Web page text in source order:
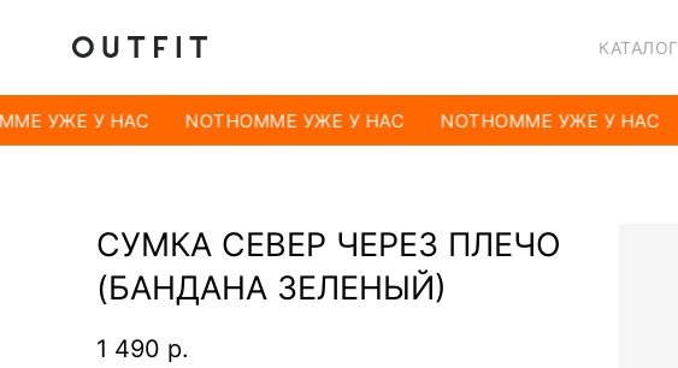
КАТАЛОГ
УЖЕ У НАС NOTHOMME УЖЕ У НАС NOTHOMME УЖЕ У НАС
СУМКА СЕВЕР ЧЕРЕЗ ПЛЕЧО
(БАНДАНА ЗЕЛЕНЫЙ)
1 490 р.